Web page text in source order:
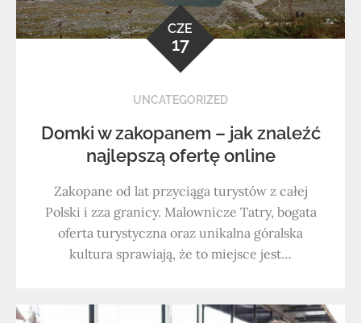
CZE
17
UNCATEGORIZED
Domki w zakopanem – jak znaleźć
najlepszą ofertę online
Zakopane od lat przyciąga turystów z całej
Polski i zza granicy. Malownicze Tatry, bogata
oferta turystyczna oraz unikalna góralska
kultura sprawiają, że to miejsce jest…